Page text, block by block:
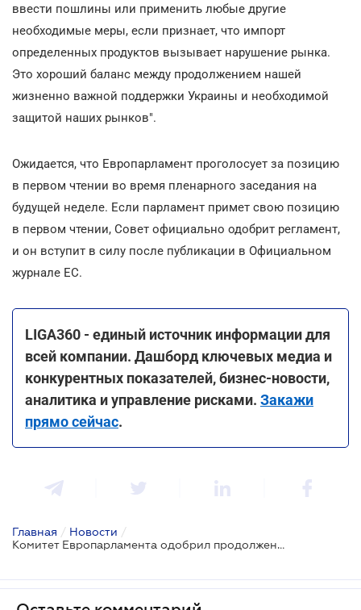
ввести пошлины или применить любые другие
необходимые меры, если признает, что импорт
определенных продуктов вызывает нарушение рынка.
Это хороший баланс между продолжением нашей
жизненно важной поддержки Украины и необходимой
защитой наших рынков".
Ожидается, что Европарламент проголосует за позицию
в первом чтении во время пленарного заседания на
будущей неделе. Если парламент примет свою позицию
в первом чтении, Совет официально одобрит регламент,
и он вступит в силу после публикации в Официальном
журнале ЕС.
LIGA360 - единый источник информации для
всей компании. Дашборд ключевых медиа и
конкурентных показателей, бизнес-новости,
аналитика и управление рисками. Закажи
прямо сейчас.
Главная / Новости /
Комитет Европарламента одобрил продолжение торговых льгот для Украины с учетом гарантий для фермеров ЕС